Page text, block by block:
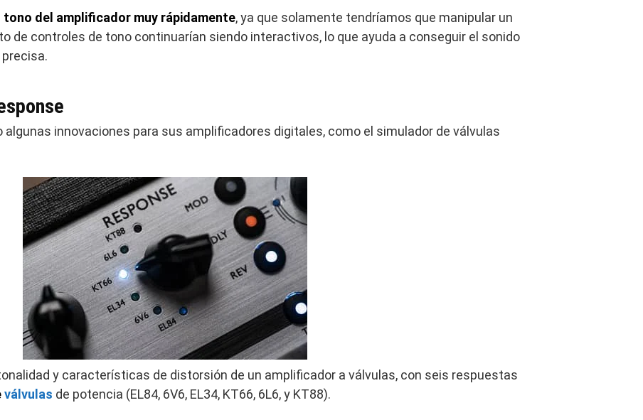
tono del amplificador muy rápidamente, ya que solamente tendríamos que manipular un
de controles de tono continuarían siendo interactivos, lo que ayuda a conseguir el sonido
innovaciones para sus amplificadores digitales, como el simulador de válvulas
y características de distorsión de un amplificador a válvulas, con seis respuestas
válvulas de potencia (EL84, 6V6, EL34, KT66, 6L6, y KT88).